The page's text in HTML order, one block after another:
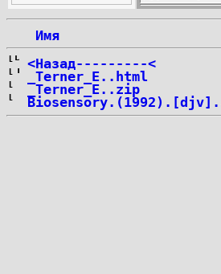
Имя
<Назад---------<
_Terner_E..html
_Terner_E..zip